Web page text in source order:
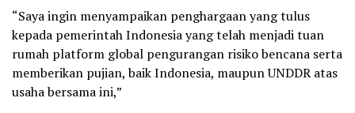
“Saya ingin menyampaikan penghargaan yang tulus
kepada pemerintah Indonesia yang telah menjadi tuan
rumah platform global pengurangan risiko bencana serta
memberikan pujian, baik Indonesia, maupun UNDDR atas
usaha bersama ini,”